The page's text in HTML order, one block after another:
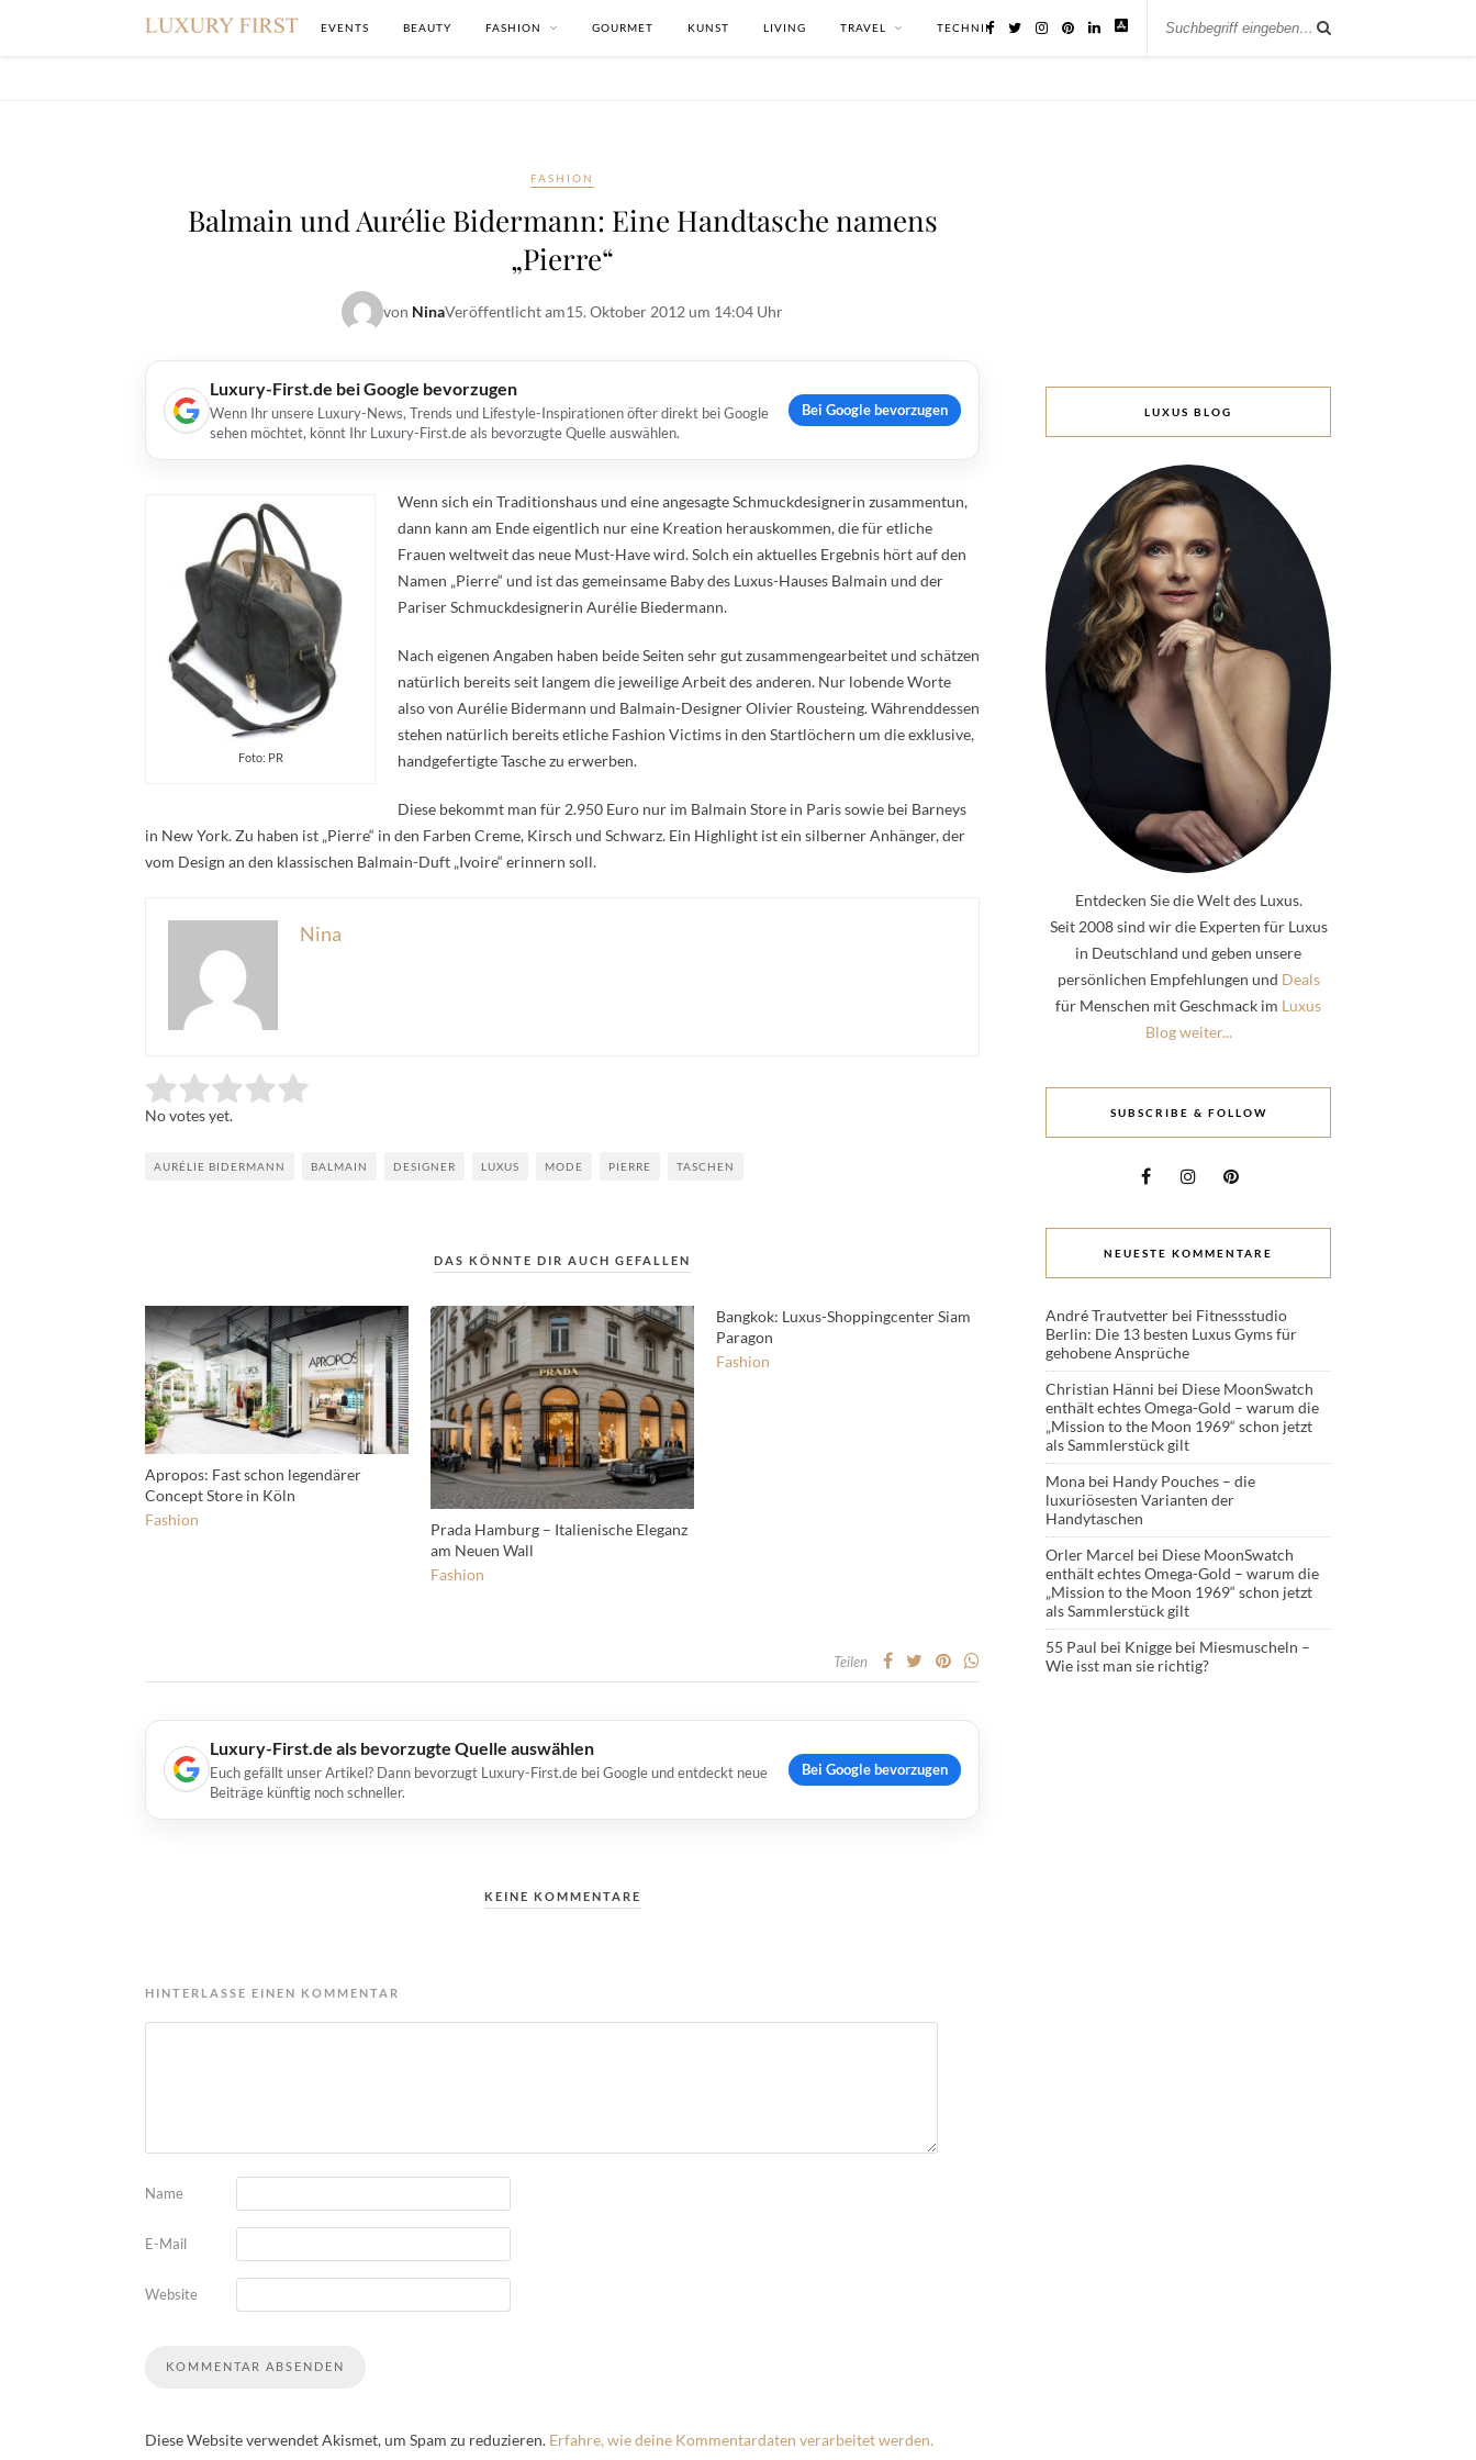
EVENTS BEAUTY FASHION GOURMET KUNST LIVING TRAVEL TECHNIK
FASHION
Balmain und Aurélie Bidermann: Eine Handtasche namens
„Pierre“
von NinaVeröffentlicht am15. Oktober 2012 um 14:04 Uhr
Luxury-First.de bei Google bevorzugen
Wenn Ihr unsere Luxury-News, Trends und Lifestyle-Inspirationen öfter direkt bei Google
sehen möchtet, könnt Ihr Luxury-First.de als bevorzugte Quelle auswählen.
Bei Google bevorzugen
Foto: PR
Wenn sich ein Traditionshaus und eine angesagte Schmuckdesignerin zusammentun,
dann kann am Ende eigentlich nur eine Kreation herauskommen, die für etliche
Frauen weltweit das neue Must-Have wird. Solch ein aktuelles Ergebnis hört auf den
Namen „Pierre“ und ist das gemeinsame Baby des Luxus-Hauses Balmain und der
Pariser Schmuckdesignerin Aurélie Biedermann.
Nach eigenen Angaben haben beide Seiten sehr gut zusammengearbeitet und schätzen
natürlich bereits seit langem die jeweilige Arbeit des anderen. Nur lobende Worte
also von Aurélie Bidermann und Balmain-Designer Olivier Rousteing. Währenddessen
stehen natürlich bereits etliche Fashion Victims in den Startlöchern um die exklusive,
handgefertigte Tasche zu erwerben.
Diese bekommt man für 2.950 Euro nur im Balmain Store in Paris sowie bei Barneys
in New York. Zu haben ist „Pierre“ in den Farben Creme, Kirsch und Schwarz. Ein Highlight ist ein silberner Anhänger, der
vom Design an den klassischen Balmain-Duft „Ivoire“ erinnern soll.
Nina
Rate this item: Submit Rating
No votes yet.
AURÉLIE BIDERMANN BALMAIN DESIGNER LUXUS MODE PIERRE TASCHEN
DAS KÖNNTE DIR AUCH GEFALLEN
Apropos: Fast schon legendärer
Concept Store in Köln
Fashion
Prada Hamburg – Italienische Eleganz
am Neuen Wall
Fashion
Bangkok: Luxus-Shoppingcenter Siam
Paragon
Fashion
Teilen
Luxury-First.de als bevorzugte Quelle auswählen
Euch gefällt unser Artikel? Dann bevorzugt Luxury-First.de bei Google und entdeckt neue
Beiträge künftig noch schneller.
Bei Google bevorzugen
KEINE KOMMENTARE
HINTERLASSE EINEN KOMMENTAR
Name
E-Mail
Website
Diese Website verwendet Akismet, um Spam zu reduzieren. Erfahre, wie deine Kommentardaten verarbeitet werden.
LUXUS BLOG
Entdecken Sie die Welt des Luxus.
Seit 2008 sind wir die Experten für Luxus
in Deutschland und geben unsere
persönlichen Empfehlungen und Deals
für Menschen mit Geschmack im Luxus
Blog weiter...
SUBSCRIBE & FOLLOW
NEUESTE KOMMENTARE
André Trautvetter bei Fitnessstudio
Berlin: Die 13 besten Luxus Gyms für
gehobene Ansprüche
Christian Hänni bei Diese MoonSwatch
enthält echtes Omega-Gold – warum die
„Mission to the Moon 1969“ schon jetzt
als Sammlerstück gilt
Mona bei Handy Pouches – die
luxuriösesten Varianten der
Handytaschen
Orler Marcel bei Diese MoonSwatch
enthält echtes Omega-Gold – warum die
„Mission to the Moon 1969“ schon jetzt
als Sammlerstück gilt
55 Paul bei Knigge bei Miesmuscheln –
Wie isst man sie richtig?